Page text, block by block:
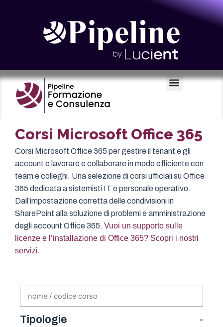
Corsi Microsoft Office 365
Corsi Microsoft Office 365 per gestire il tenant e gli
account e lavorare e collaborare in modo efficiente con
team e colleghi. Una selezione di corsi ufficiali su Office
365 dedicata a sistemisti IT e personale operativo.
Dall’impostazione corretta delle condivisioni in
SharePoint alla soluzione di problemi e amministrazione
degli account Office 365. Vuoi un supporto sulle
licenze e l’installazione di Office 365? Scopri i nostri
servizi.
Tipologie -